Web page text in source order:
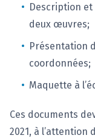
Description
deux œuvres;
Présentation
coordonnées;
Maquette à
Ces documents
2021, à l’attention